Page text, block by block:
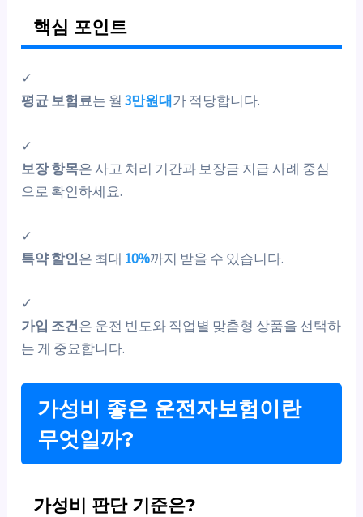
핵심 포인트
✓
평균 보험료는 월3만원대가 적당합니다.
✓
보장 항목은 사고 처리 기간과 보장금 지급 사례 중심
으로 확인하세요.
✓
특약 할인은 최대 10%까지 받을 수 있습니다.
✓
가입 조건은 운전 빈도와 직업별 맞춤형 상품을 선택하
는 게 중요합니다.
가성비 좋은 운전자보험이란
무엇일까?
가성비 판단 기준은?